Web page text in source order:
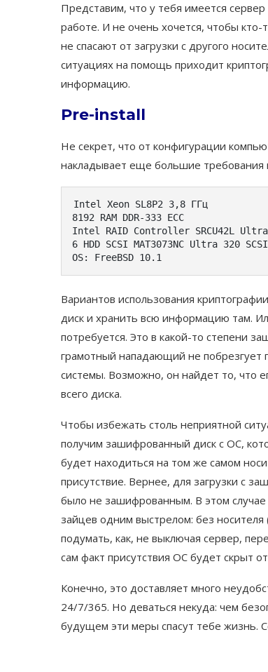
Представим, что у тебя имеется
работе. И не очень хочется, чтобы
не спасают от загрузки с другого
ситуaциях на помощь приходит
информацию.
Pre-install
Не секрет, что от конфигурации
накладывает еще большие требования
Intel Xeon SL8P2 3,8 ГГц
8192 RAM DDR-333
Intel RAID Controller SRCU42L
6 HDD SCSI MAT3073NC Ultra 320 SCSI
OS: FreeBSD 10.1
Вариантов использования
диск и хранить всю информацию там.
потребуется. Это в какой-то степени
грамотный нападающий не побрезгует
системы. Возможно, он найдет то, что
всего диска.
Чтобы избежать столь неприятной
получим зашифрованный диск с ОС,
будет находиться на том же самом
присутствие. Вернее, для загрузки с
было не зашифрованным. В этом случае
зайцев одним выстрелом: без
подумать, как, не выключая сервер,
сам факт присутствия ОС будет скрыт
Конечно, это доставляет много
24/7/365. Но деваться некуда: чем
будущем эти меры спасут тебе жизнь.